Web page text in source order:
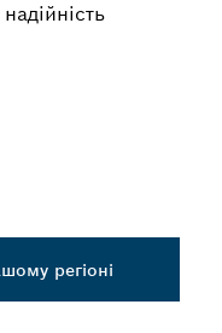
регіоні